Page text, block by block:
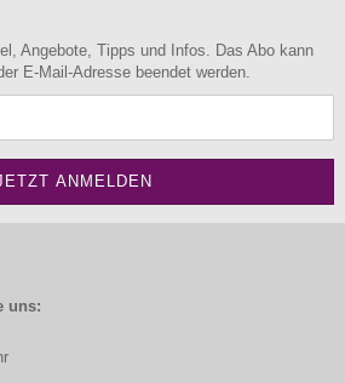
Angebote, Tipps und Infos. Das Abo kann
E-Mail-Adresse beendet werden.
uns: